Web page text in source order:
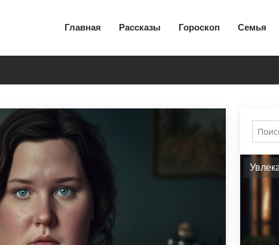
Главная Рассказы Гороскоп Семья